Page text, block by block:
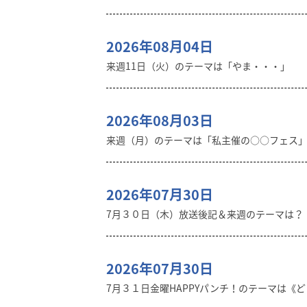
2026年08月04日
来週11日（火）のテーマは「やま・・・」
2026年08月03日
来週（月）のテーマは「私主催の○○フェス」
2026年07月30日
7月３０日（木）放送後記＆来週のテーマは？
2026年07月30日
7月３１日金曜HAPPYパンチ！のテーマは《ど